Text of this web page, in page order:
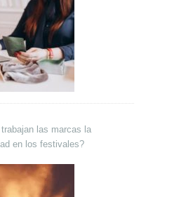
las marcas la
en los festivales?